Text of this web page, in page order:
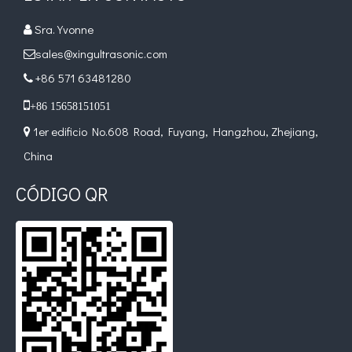
 Sra. Yvonne
sales@xingultrasonic.com
 +86 571 63481280
+86 15658151051
 1er edificio No.608 Road, Fuyang, Hangzhou, Zhejiang,
China
CÓDIGO QR